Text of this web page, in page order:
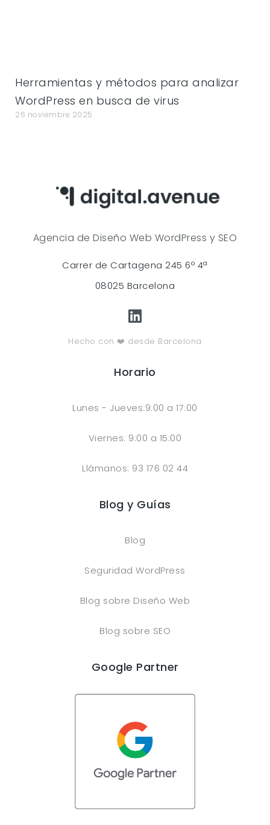
Herramientas y métodos para analizar
WordPress en busca de virus
26 noviembre 2025
Agencia de Diseño Web WordPress y SEO
Carrer de Cartagena 245 6º 4ª
08025 Barcelona
Hecho con ❤️ desde Barcelona
Horario
Lunes - Jueves:9:00 a 17:00
Viernes: 9:00 a 15:00
Llámanos: 93 176 02 44
Blog y Guías
Blog
Seguridad WordPress
Blog sobre Diseño Web
Blog sobre SEO
Google Partner